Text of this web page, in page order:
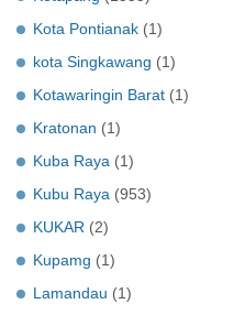
Kota Pontianak (1)
kota Singkawang (1)
Kotawaringin Barat (1)
Kratonan (1)
Kuba Raya (1)
Kubu Raya (953)
KUKAR (2)
Kupamg (1)
Lamandau (1)